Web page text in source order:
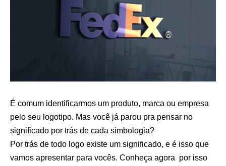
É comum identificarmos um produto, marca ou empresa
pelo seu logotipo. Mas você já parou pra pensar no
significado por trás de cada simbologia?
Por trás de todo logo existe um significado, e é isso que
vamos apresentar para vocês. Conheça agora por isso